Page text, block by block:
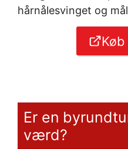
hårnålesvinget og
Er en
værd?